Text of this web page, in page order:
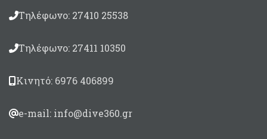
Τηλέφωνο: 27410 25538
Τηλέφωνο: 27411 10350
Κινητό: 6976 406899
e-mail: info@dive360.gr